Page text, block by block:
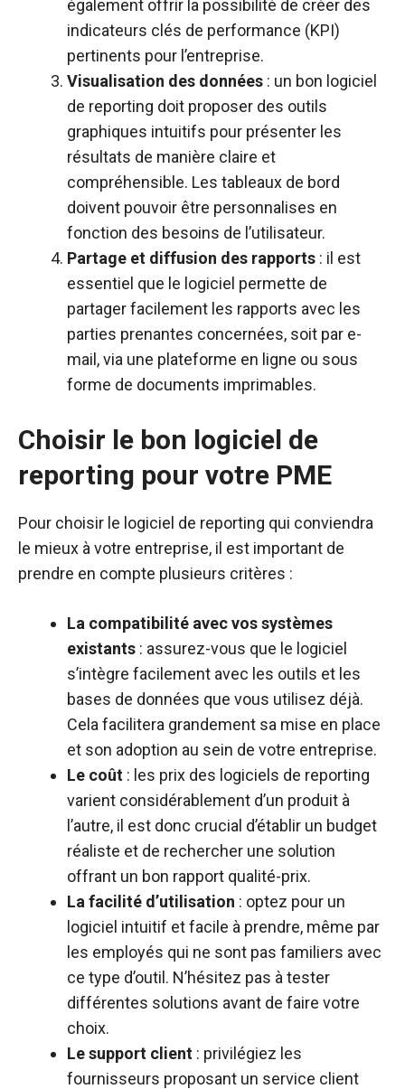
également offrir la possibilité de créer des
indicateurs clés de performance (KPI)
pertinents pour l’entreprise.
Visualisation des données : un bon logiciel
de reporting doit proposer des outils
graphiques intuitifs pour présenter les
résultats de manière claire et
compréhensible. Les tableaux de bord
doivent pouvoir être personnalises en
fonction des besoins de l’utilisateur.
Partage et diffusion des rapports : il est
essentiel que le logiciel permette de
partager facilement les rapports avec les
parties prenantes concernées, soit par e-
mail, via une plateforme en ligne ou sous
forme de documents imprimables.
Choisir le bon logiciel de
reporting pour votre PME
Pour choisir le logiciel de reporting qui conviendra
le mieux à votre entreprise, il est important de
prendre en compte plusieurs critères :
La compatibilité avec vos systèmes
existants : assurez-vous que le logiciel
s’intègre facilement avec les outils et les
bases de données que vous utilisez déjà.
Cela facilitera grandement sa mise en place
et son adoption au sein de votre entreprise.
Le coût : les prix des logiciels de reporting
varient considérablement d’un produit à
l’autre, il est donc crucial d’établir un budget
réaliste et de rechercher une solution
offrant un bon rapport qualité-prix.
La facilité d’utilisation : optez pour un
logiciel intuitif et facile à prendre, même par
les employés qui ne sont pas familiers avec
ce type d’outil. N’hésitez pas à tester
différentes solutions avant de faire votre
choix.
Le support client : privilégiez les
fournisseurs proposant un service client